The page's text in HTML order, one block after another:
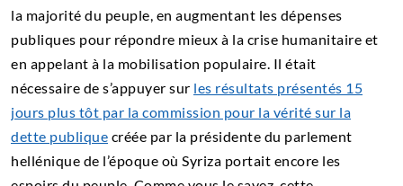
la majorité du peuple, en augmentant les dépenses
publiques pour répondre mieux à la crise humanitaire et
en appelant à la mobilisation populaire. Il était
nécessaire de s’appuyer sur les résultats présentés 15
jours plus tôt par la commission pour la vérité sur la
dette publique créée par la présidente du parlement
hellénique de l’époque où Syriza portait encore les